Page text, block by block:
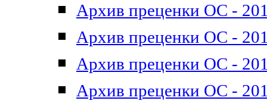
Архив преценки ОС -
Архив преценки ОС -
Архив преценки ОС -
Архив преценки ОС -